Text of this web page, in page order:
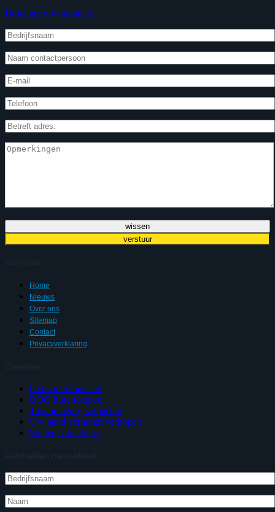
Brochure downloaden
Home
Nieuws
Over ons
Sitemap
Contact
Privacyverklaring
Overzicht diensten
BOG huren/kopen
Taxatie bedrijfsobjecten
Uw pand verhuren/verkopen
Strategisch advies